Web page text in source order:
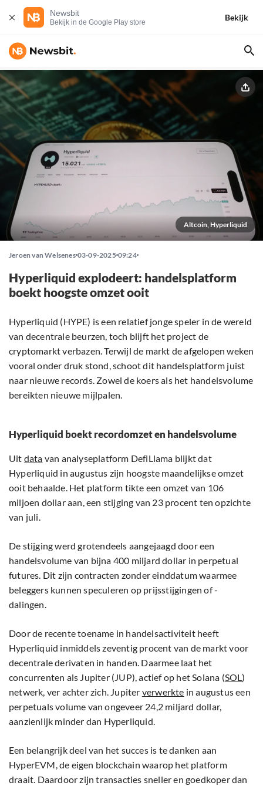
Newsbit
Bekijk in de Google Play store
Bekijk
Altcoin, Hyperliquid
Jeroen van Welsenes 03-09-2025 09:24
Hyperliquid explodeert: handelsplatform
boekt hoogste omzet ooit
Hyperliquid (HYPE) is een relatief jonge speler in de wereld
van decentrale beurzen, toch blijft het project de
cryptomarkt verbazen. Terwijl de markt de afgelopen weken
vooral onder druk stond, schoot dit handelsplatform juist
naar nieuwe records. Zowel de koers als het handelsvolume
bereikten nieuwe mijlpalen.
Hyperliquid boekt recordomzet en handelsvolume
Uit data van analyseplatform DefiLlama blijkt dat
Hyperliquid in augustus zijn hoogste maandelijkse omzet
ooit behaalde. Het platform tikte een omzet van 106
miljoen dollar aan, een stijging van 23 procent ten opzichte
van juli.
De stijging werd grotendeels aangejaagd door een
handelsvolume van bijna 400 miljard dollar in perpetual
futures. Dit zijn contracten zonder einddatum waarmee
beleggers kunnen speculeren op prijsstijgingen of -
dalingen.
Door de recente toename in handelsactiviteit heeft
Hyperliquid inmiddels zeventig procent van de markt voor
decentrale derivaten in handen. Daarmee laat het
concurrenten als Jupiter (JUP), actief op het Solana (SOL)
netwerk, ver achter zich. Jupiter verwerkte in augustus een
perpetuals volume van ongeveer 24,2 miljard dollar,
aanzienlijk minder dan Hyperliquid.
Een belangrijk deel van het succes is te danken aan
HyperEVM, de eigen blockchain waarop het platform
draait. Daardoor zijn transacties sneller en goedkoper dan